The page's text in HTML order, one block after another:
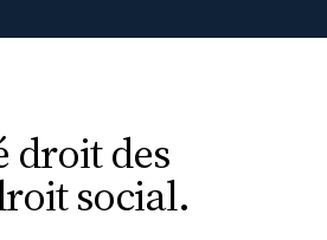
droit des
social.